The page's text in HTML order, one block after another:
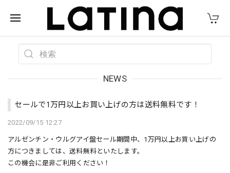
NEWS
セールで1万円以上お買い上げの方は送料無料です！
2022/09/15 12:27
アルゼンチン・ウルグアイ盤セール期間中、1万円以上お買い上げの
方につきましては、送料無料といたします。
この機会に是非ご利用ください！